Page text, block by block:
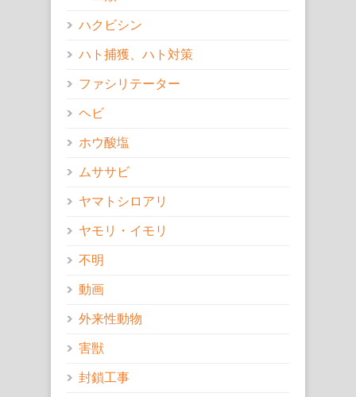
ハクビシン
ハト捕獲、ハト対策
ファシリテーター
ヘビ
ホウ酸塩
ムササビ
ヤマトシロアリ
ヤモリ・イモリ
不明
動画
外来性動物
害獣
封鎖工事